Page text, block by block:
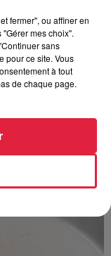
fermer", ou affiner en
mes choix".
sans
pour ce site. Vous
à tout
de chaque page.